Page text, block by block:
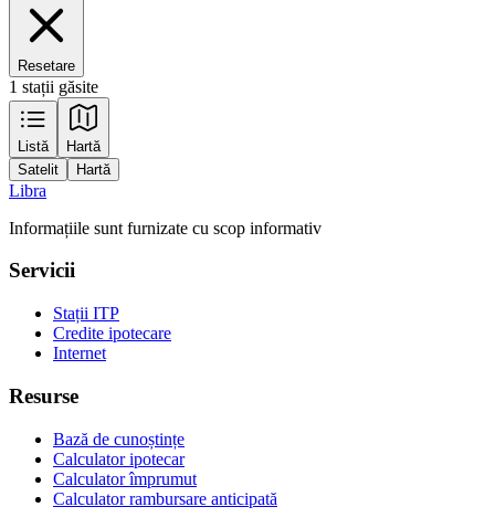
Resetare
1 stații găsite
Listă Hartă
+
−
Leaflet |Tiles © Esri — Source: Esri, Maxar, Earthstar Geographics, and the GIS
User Community
Satelit Hartă
Libra
Informațiile sunt furnizate cu scop informativ
Servicii
Stații ITP
Credite ipotecare
Internet
Resurse
Bază de cunoștințe
Calculator ipotecar
Calculator împrumut
Calculator rambursare anticipată